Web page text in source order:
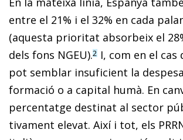
entre el 21% i el 32% en cada
(aquesta prioritat absorbeix el
dels fons NGEU).2 I, com en el cas
pot semblar insuficient la
formació o a capital humà. En
percentatge destinat al sector
tivament elevat. Així i tot, els